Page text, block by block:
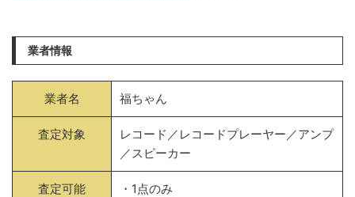
業者情報
業者名 福ちゃん
査定対象
レコード／レコードプレーヤー／アンプ
／スピーカー
査定可能
・1点のみ